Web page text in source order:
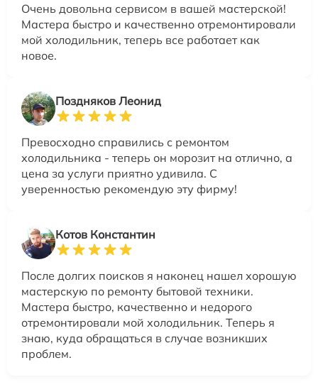
Очень довольна сервисом в вашей мастерской!
Мастера быстро и качественно отремонтировали
мой холодильник, теперь все работает как
новое.
Поздняков Леонид
Превосходно справились с ремонтом
холодильника - теперь он морозит на отлично, а
цена за услуги приятно удивила. С
уверенностью рекомендую эту фирму!
Котов Константин
После долгих поисков я наконец нашел хорошую
мастерскую по ремонту бытовой техники.
Мастера быстро, качественно и недорого
отремонтировали мой холодильник. Теперь я
знаю, куда обращаться в случае возникших
проблем.